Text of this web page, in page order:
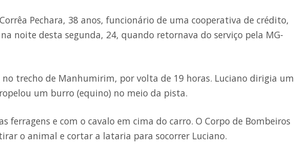
Pechara, 38 anos, funcionário de uma cooperativa de crédito,
noite desta segunda, 24, quando retornava do serviço pela MG-
trecho de Manhumirim, por volta de 19 horas. Luciano dirigia um
um burro (equino) no meio da pista.
ferragens e com o cavalo em cima do carro. O Corpo de Bombeiros
o animal e cortar a lataria para socorrer Luciano.